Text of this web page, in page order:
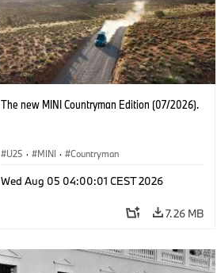
The new MINI Countryman Edition (07/2026).
U25 · MINI · Countryman
Wed Aug 05 04:00:01 CEST 2026
7.26 MB